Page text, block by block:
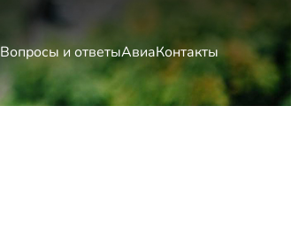
Вопросы и ответыАвиаКонтакты